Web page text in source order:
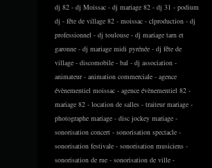
dj 82 - dj Moissac - dj mariage 82 - dj 31 - podium
dj - fête de village 82 - moissac - clproduction - dj
professionnel - dj toulouse - dj mariage tarn et
garonne - dj mariage midi pyrénée - dj fête de
village - discomobile - bal - dj association -
animateur - animation commerciale - agence
évènementiel moissac - agence évènementiel 82 -
mariage 82 - location de salles - traiteur mariage -
photographe mariage - disc jockey mariage -
sonorisation concert - sonorisation spectacle -
sonorisation festivale - sonorisation musiciens -
sonorisation de rue - sonorisation de ville -